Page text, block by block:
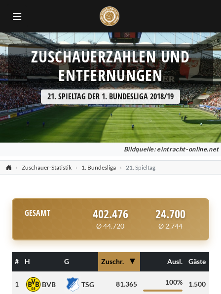
ZUSCHAUERZAHLEN UND
ENTFERNUNGEN
21. SPIELTAG DER 1. BUNDESLIGA 2018/19
Bildquelle: eintracht-online.net
Zuschauer-Statistik 1. Bundesliga 21. Spieltag
GESAMT 402.476
Ø 44.720
24.700
Ø 2.744
# H G Zuschr. ▼ Ausl. Gäste
1 BVB TSG 81.365 100% 1.500